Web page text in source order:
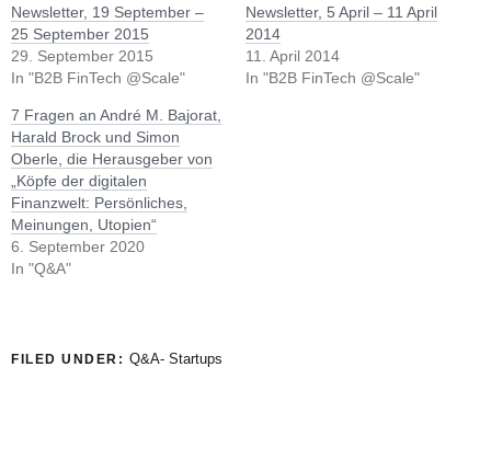
Newsletter, 19 September –
25 September 2015
29. September 2015
In "B2B FinTech @Scale"
Newsletter, 5 April – 11 April
2014
11. April 2014
In "B2B FinTech @Scale"
7 Fragen an André M. Bajorat,
Harald Brock und Simon
Oberle, die Herausgeber von
„Köpfe der digitalen
Finanzwelt: Persönliches,
Meinungen, Utopien“
6. September 2020
In "Q&A"
FILED UNDER: Q&A- Startups